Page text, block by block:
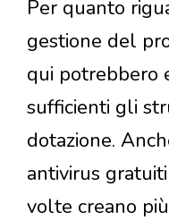
Per quanto
gestione del
qui potrebbero
sufficienti gli
dotazione.
antivirus
volte creano